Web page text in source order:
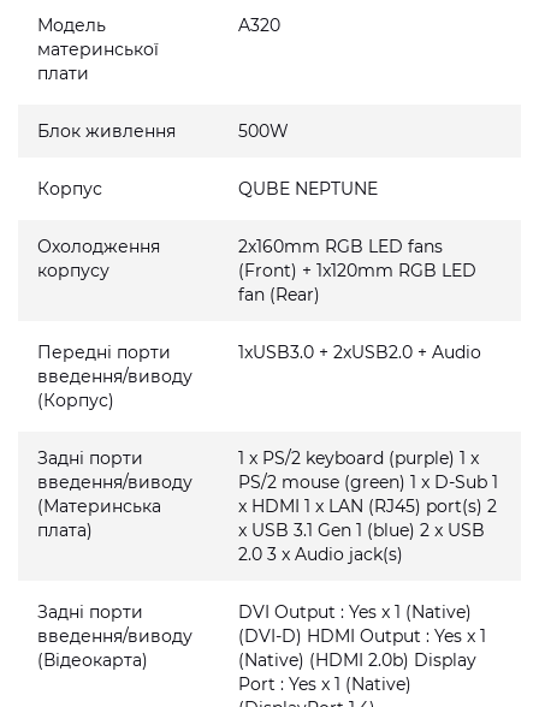
Модель
материнської
плати
A320
Блок живлення 500W
Корпус QUBE NEPTUNE
Охолодження
корпусу
2x160mm RGB LED fans
(Front) + 1x120mm RGB LED
fan (Rear)
Передні порти
введення/виводу
(Корпус)
1xUSB3.0 + 2xUSB2.0 + Audio
Задні порти
введення/виводу
(Материнська
плата)
1 x PS/2 keyboard (purple) 1 x
PS/2 mouse (green) 1 x D-Sub 1
x HDMI 1 x LAN (RJ45) port(s) 2
x USB 3.1 Gen 1 (blue) 2 x USB
2.0 3 x Audio jack(s)
Задні порти
введення/виводу
(Відеокарта)
DVI Output : Yes x 1 (Native)
(DVI-D) HDMI Output : Yes x 1
(Native) (HDMI 2.0b) Display
Port : Yes x 1 (Native)